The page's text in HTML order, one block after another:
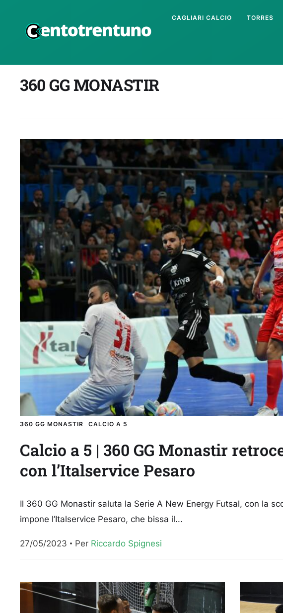
CAGLIARI CALCIO TORRES
360 GG MONASTIR
360 GG MONASTIR CALCIO A 5
Calcio a 5 | 360 GG Monastir
con l’Italservice Pesaro
Il 360 GG Monastir saluta la Serie A New Energy Futsal, con la
impone l’Italservice Pesaro, che bissa il...
27/05/2023 Per Riccardo Spignesi